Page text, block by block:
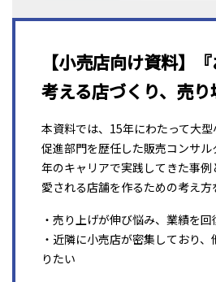
【小売店向け資料】
考える店づくり、売り
本資料では、15年にわたって大
促進部門を歴任した販売コンサ
年のキャリアで実践してきた事
愛される店舗を作るための考え方
・売り上げが伸び悩み、業績を
・近隣に小売店が密集しており
りたい